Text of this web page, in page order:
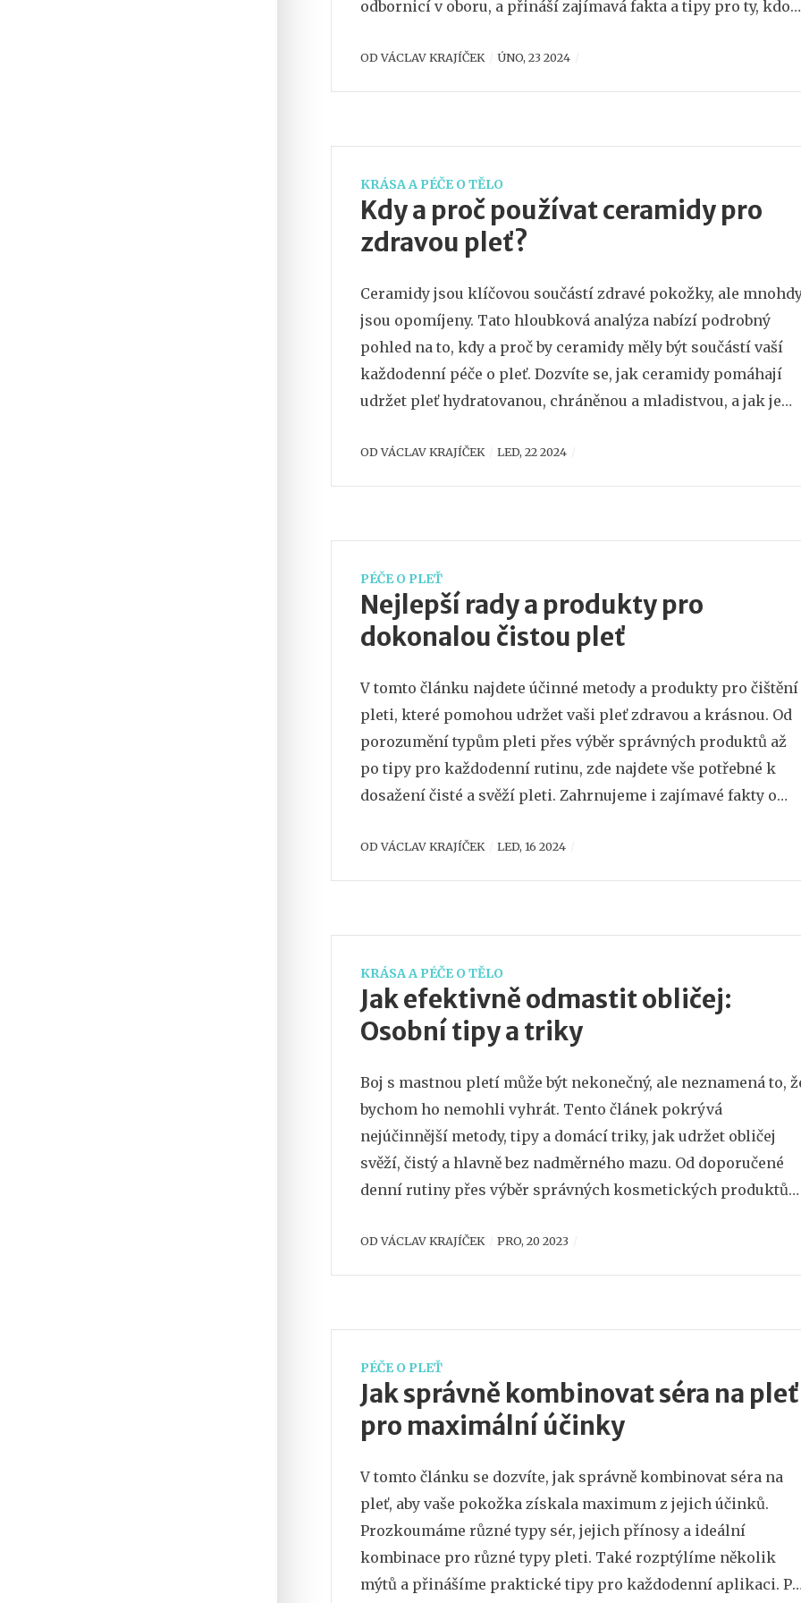
odbornicí v oboru, a přináší zajímavá fakta a tipy pro ty, kdo
ODVÁCLAV KRAJÍČEK ÚNO, 23 2024
KRÁSA A PÉČE O TĚLO
Kdy a proč používat ceramidy pro
zdravou pleť?
Ceramidy jsou klíčovou součástí zdravé pokožky, ale
jsou opomíjeny. Tato hloubková analýza nabízí podrobný
pohled na to, kdy a proč by ceramidy měly být součástí vaší
každodenní péče o pleť. Dozvíte se, jak ceramidy pomáhají
udržet pleť hydratovanou, chráněnou a mladistvou, a jak je
ODVÁCLAV KRAJÍČEK LED, 22 2024
PÉČE O PLEŤ
Nejlepší rady a produkty pro
dokonalou čistou pleť
V tomto článku najdete účinné metody a produkty pro čištění
pleti, které pomohou udržet vaši pleť zdravou a krásnou. Od
porozumění typům pleti přes výběr správných produktů až
po tipy pro každodenní rutinu, zde najdete vše potřebné k
dosažení čisté a svěží pleti. Zahrnujeme i zajímavé fakty o
ovlivňují kvalitu naší pleti.
ODVÁCLAV KRAJÍČEK LED, 16 2024
KRÁSA A PÉČE O TĚLO
Jak efektivně odmastit obličej:
Osobní tipy a triky
Boj s mastnou pletí může být nekonečný, ale neznamená to,
bychom ho nemohli vyhrát. Tento článek pokrývá
nejúčinnější metody, tipy a domácí triky, jak udržet obličej
svěží, čistý a hlavně bez nadměrného mazu. Od doporučené
denní rutiny přes výběr správných kosmetických produktů
průvodce, jak na mastnou pleť efektivně.
ODVÁCLAV KRAJÍČEK PRO, 20 2023
PÉČE O PLEŤ
Jak správně kombinovat séra na pleť
pro maximální účinky
V tomto článku se dozvíte, jak správně kombinovat séra na
pleť, aby vaše pokožka získala maximum z jejich účinků.
Prozkoumáme různé typy sér, jejich přínosy a ideální
kombinace pro různé typy pleti. Také rozptýlíme několik
mýtů a přinášíme praktické tipy pro každodenní aplikaci. Po